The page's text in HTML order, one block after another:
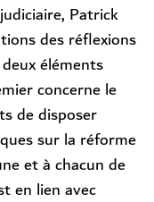
Patrick
des réflexions
éléments
concerne le
de disposer
sur la réforme
et à chacun de
en lien avec